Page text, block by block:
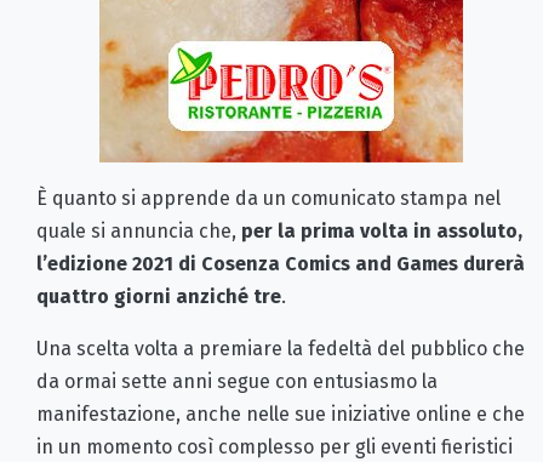
È quanto si apprende da un comunicato stampa nel
quale si annuncia che, per la prima volta in assoluto,
l’edizione 2021 di Cosenza Comics and Games durerà
quattro giorni anziché tre.
Una scelta volta a premiare la fedeltà del pubblico che
da ormai sette anni segue con entusiasmo la
manifestazione, anche nelle sue iniziative online e che
in un momento così complesso per gli eventi fieristici